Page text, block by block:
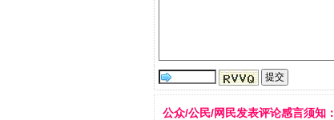
“刷贴”乱象丛生
公众/公民/网民发表评论感言须知：